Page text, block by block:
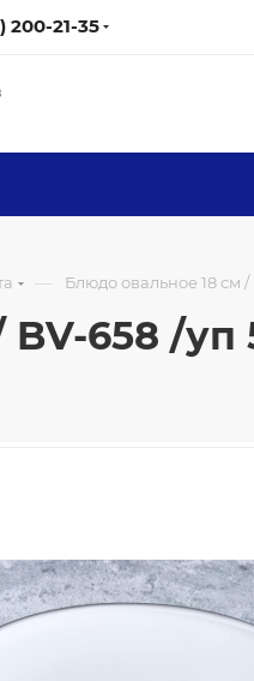
200-21-35
— Блюдо овальное 18 см /
658 /уп